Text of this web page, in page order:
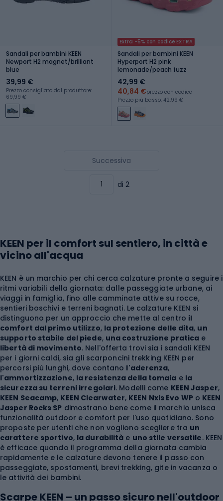
Sandali per bambini KEEN
Newport H2 magnet/brilliant
blue
39,99 €
Prezzo consigliato dal produttore:
69,99 €
Extra -5% con codice EXTRA
Sandali per bambini KEEN
Hyperport H2 pink
lemonade/peach fuzz
42,99 €
40,84 €prezzo con codice
Prezzo più basso: 42,99 €
Successiva
di 2
KEEN per il comfort sul sentiero, in città e
vicino all'acqua
KEEN è un marchio per chi cerca calzature pronte a seguire i
ritmi variabili della giornata: dalle passeggiate urbane, ai
viaggi in famiglia, fino alle camminate attive su rocce,
sentieri boschivi e terreni bagnati. Le calzature KEEN si
distinguono per un approccio che mette al centro il
comfort dal primo utilizzo, la protezione delle dita, un
supporto stabile del piede, una costruzione pratica e
libertà di movimento. Nell'offerta trovi sia i sandali KEEN
per i giorni caldi, sia gli scarponcini trekking KEEN per
percorsi più lunghi, dove contano l'aderenza,
l'ammortizzazione, la resistenza della tomaia e la
sicurezza su terreni irregolari. Modelli come KEEN Jasper,
KEEN Seacamp, KEEN Clearwater, KEEN Nxis Evo WPo KEEN
Jasper Rocks SP dimostrano bene come il marchio unisca
funzionalità outdoor e comfort per l'uso quotidiano. Sono
proposte per utenti che non vogliono scegliere tra un
carattere sportivo, la durabilità e uno stile versatile. KEEN
è efficace quando il programma della giornata cambia
rapidamente e le calzature devono tenere il passo con
passeggiate, spostamenti, brevi trekking, gite in vacanza o
le attività dei bambini.
Scarpe KEEN – un passo sicuro nell'outdoor